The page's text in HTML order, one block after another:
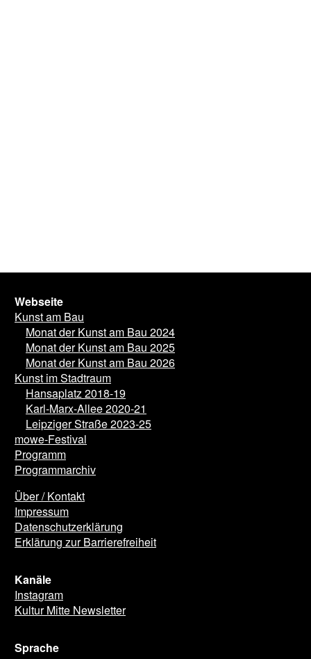
Webseite
Kunst am Bau
Monat der Kunst am Bau 2024
Monat der Kunst am Bau 2025
Monat der Kunst am Bau 2026
Kunst im Stadtraum
Hansaplatz 2018-19
Karl-Marx-Allee 2020-21
Leipziger Straße 2023-25
mowe-Festival
Programm
Programmarchiv
Über / Kontakt
Impressum
Datenschutzerklärung
Erklärung zur Barrierefreiheit
Kanäle
Instagram
Kultur Mitte Newsletter
Sprache